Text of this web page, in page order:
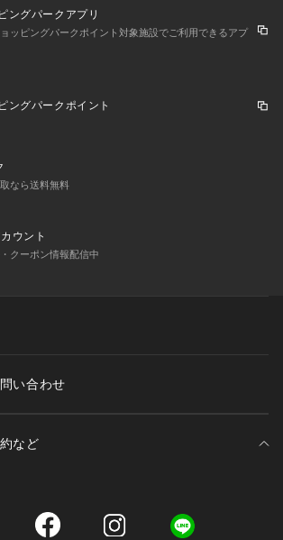
ングパークアプリ
ッピングパークポイント対象施設でご利用できるアプ
ングパークポイント
なら送料無料
ウント
クーポン情報配信中
い合わせ
など